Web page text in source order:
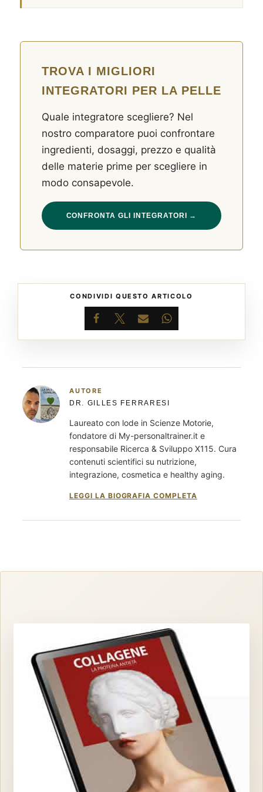
TROVA I MIGLIORI
INTEGRATORI PER LA PELLE
Quale integratore scegliere? Nel
nostro comparatore puoi confrontare
ingredienti, dosaggi, prezzo e qualità
delle materie prime per scegliere in
modo consapevole.
CONFRONTA GLI INTEGRATORI →
CONDIVIDI QUESTO ARTICOLO
Facebook
X EmailWhatsApp
AUTORE
DR. GILLES FERRARESI
Laureato con lode in Scienze Motorie,
fondatore di My-personaltrainer.it e
responsabile Ricerca & Sviluppo X115. Cura
contenuti scientifici su nutrizione,
integrazione, cosmetica e healthy aging.
LEGGI LA BIOGRAFIA COMPLETA